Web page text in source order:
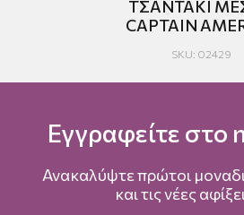
ΤΣΑΝΤΑΚΙ
CAPTAIN
SKU: 02429
Εγγραφείτε στο
Ανακαλύψτε πρώτοι
και τις νέες